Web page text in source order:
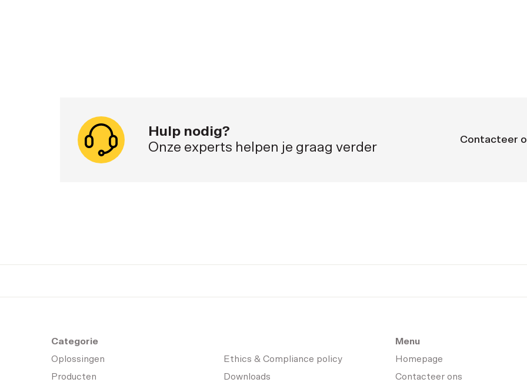
Hulp nodig?
Onze experts helpen je graag verder
Contacteer
Categorie
Oplossingen
Producten
Ethics & Compliance policy
Downloads
Menu
Homepage
Contacteer ons